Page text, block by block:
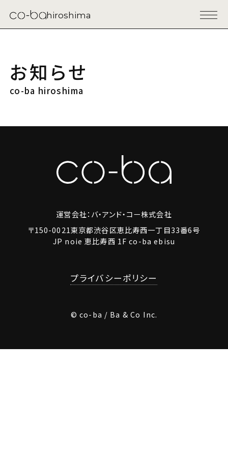
hiroshima
お知らせ
co-ba hiroshima
運営会社：バ・アンド・コー株式会社
〒150-0021東京都渋谷区恵比寿西一丁目33番6号
JP noie 恵比寿西 1F co-ba ebisu
プライバシーポリシー
© co-ba / Ba & Co Inc.